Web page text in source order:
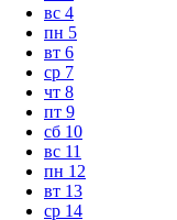
вс 4
пн 5
вт 6
ср 7
чт 8
пт 9
сб 10
вс 11
пн 12
вт 13
ср 14